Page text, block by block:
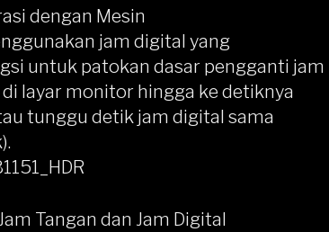
dengan Mesin
jam digital yang
untuk patokan dasar pengganti jam
layar monitor hingga ke detiknya
tunggu detik jam digital sama
Tangan dan Jam Digital